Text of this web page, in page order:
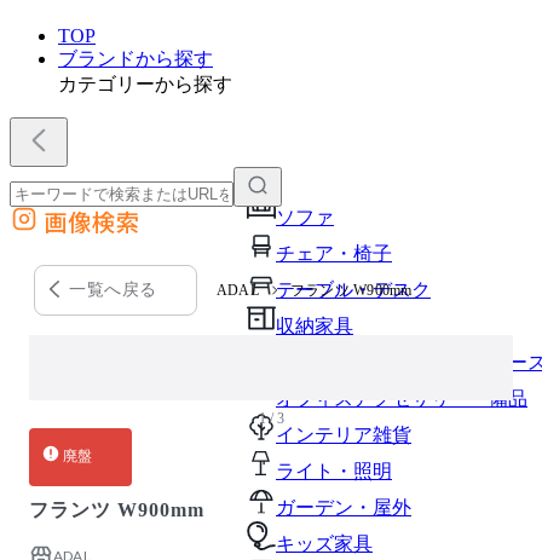
TOP
ブランドから探す
カテゴリーから探す
ソファ
チェア・椅子
テーブル・デスク
収納家具
パーソナルブース・集中ブー
オフィスアクセサリー・備品
インテリア雑貨
ライト・照明
ガーデン・屋外
キッズ家具
外部サイトの商品をカートに追加
他のサイトで見つけた商品ページのURLを貼り付けて、カートに追加できます
画像検索
一覧へ戻る ADAL フランツ W900mm
1 / 3
廃盤
フランツ W900mm
ADAL